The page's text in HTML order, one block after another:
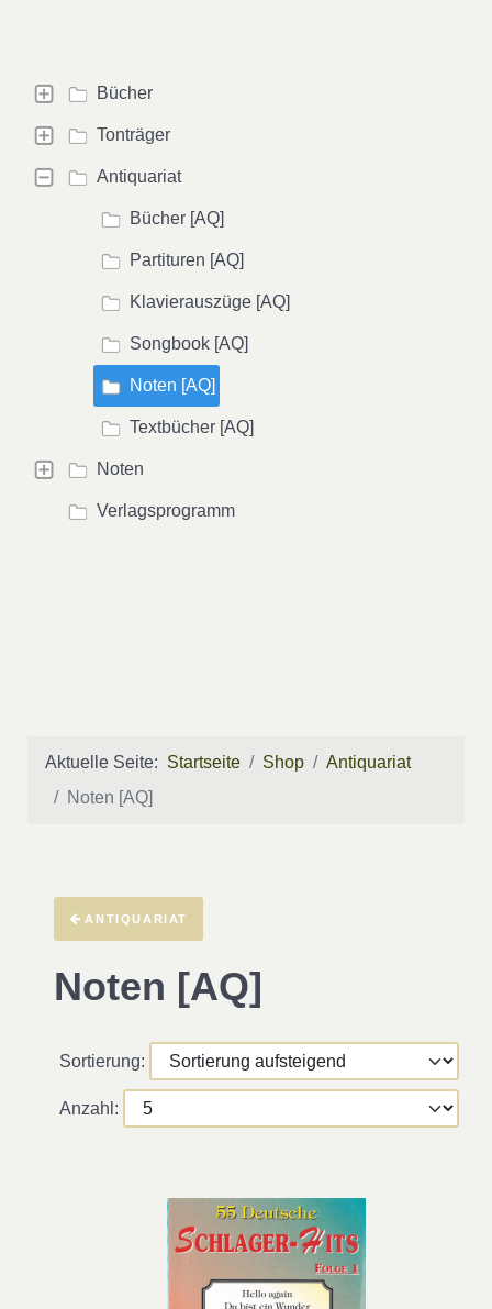
Bücher
Tonträger
Antiquariat
Bücher [AQ]
Partituren [AQ]
Klavierauszüge [AQ]
Songbook [AQ]
Noten [AQ]
Textbücher [AQ]
Noten
Verlagsprogramm
Aktuelle Seite: Startseite Shop
Antiquariat
Noten [AQ]
ANTIQUARIAT
Noten [AQ]
Sortierung:
Anzahl: